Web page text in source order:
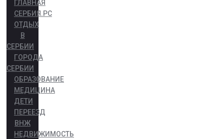
ГЛАВНАЯ
СЕРБИЯ.РС
ОТДЫХ
В
СЕРБИИ
ГОРОДА
СЕРБИИ
ОБРАЗОВАНИЕ
МЕДИЦИНА
ДЕТИ
ПЕРЕЕЗД
ВНЖ
НЕДВИЖИМОСТЬ